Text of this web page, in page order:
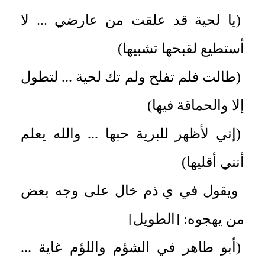
(يا لحية قد علقت من عارضي ... لا
أستطيع لقبحها تشبيها)
(طالت فلم تفلح ولم تك لحية ... لتطول
إلا والحماقة فيها)
(إني لأظهر للبرية حبها ... والله يعلم
أنني أقليها)
ويقول في ي ذم خال على وجه بعض
من يهجوه: [الطويل]
(أبو طاهر في الشؤم واللؤم غاية ...